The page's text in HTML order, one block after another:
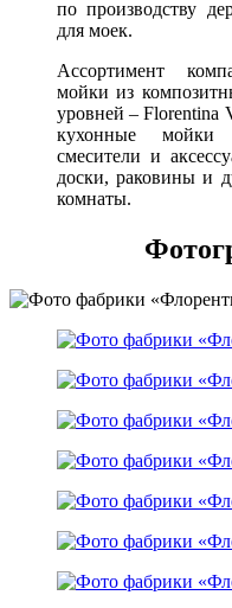
по производству
для моек.
Ассортимент
мойки из
уровней – Florentina
кухонные мойки
смесители и
доски, раковины и
комнаты.